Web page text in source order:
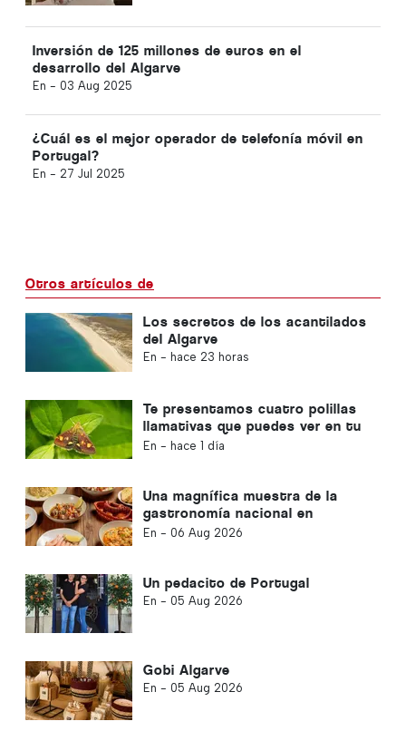
Inversión de 125 millones de euros en el
desarrollo del Algarve
En - 03 Aug 2025
¿Cuál es el mejor operador de telefonía móvil en
Portugal?
En - 27 Jul 2025
Otros artículos de
Los secretos de los acantilados
del Algarve
En - hace 23 horas
Te presentamos cuatro polillas
llamativas que puedes ver en tu
jardín
En - hace 1 día
Una magnífica muestra de la
gastronomía nacional en
Albufeira
En - 06 Aug 2026
Un pedacito de Portugal
En - 05 Aug 2026
Gobi Algarve
En - 05 Aug 2026